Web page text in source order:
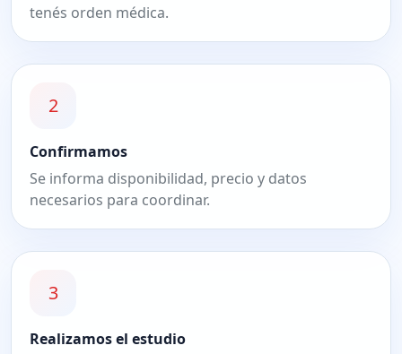
tenés orden médica.
2
Confirmamos
Se informa disponibilidad, precio y datos
necesarios para coordinar.
3
Realizamos el estudio